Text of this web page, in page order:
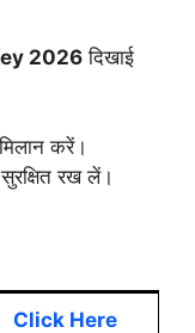
2026 दिखाई
करें।
रख लें।
Click Here